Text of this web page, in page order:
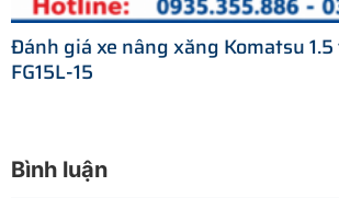
Đánh giá xe nâng xăng Komatsu 1.5
FG15L-15
Bình luận